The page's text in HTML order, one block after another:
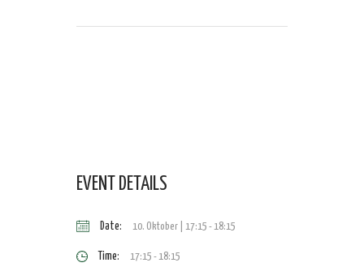
EVENT DETAILS
Date: 10. Oktober | 17:15 -18:15
Time: 17:15 - 18:15